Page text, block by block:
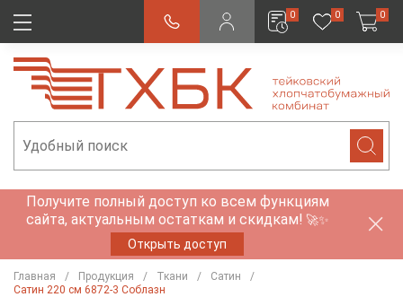
0 0 0
Получите полный доступ ко всем функциям
сайта, актуальным остаткам и скидкам! 🚀✨
Открыть доступ
Главная Продукция Ткани
Сатин
Сатин 220 см 6872-3 Соблазн